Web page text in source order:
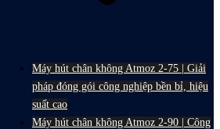
Máy hút chân không Atmoz 2-75 | Giải
pháp đóng gói công nghiệp bền bỉ, hiệu
suất cao
Máy hút chân không Atmoz 2-90 | Công